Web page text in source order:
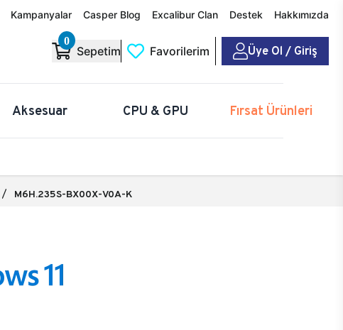
Kampanyalar Casper Blog Excalibur Clan Destek Hakkımızda
0
Sepetim Favorilerim Üye Ol / Giriş
Aksesuar CPU & GPU Fırsat Ürünleri
M6H.235S-BX00X-V0A-K